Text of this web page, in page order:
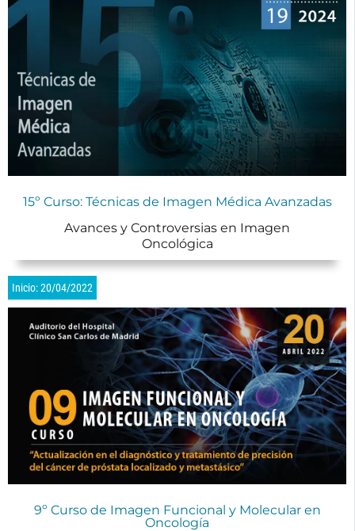
15º Curso: Técnicas de Imagen Médica Avanzadas
Avances y Controversias en Imagen
Oncológica
Inicio: 20/04/2022
9º Curso de Imagen Funcional y Molecular en
Oncología